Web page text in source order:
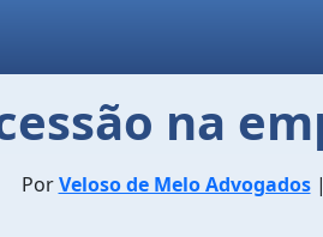
na
PorVeloso de Melo Advogados|